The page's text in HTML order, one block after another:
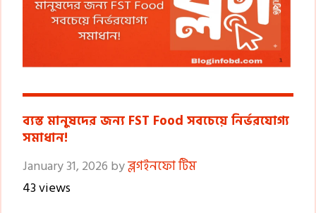
ব্যস্ত মানুষদের জন্য FST Food সবচেয়ে নির্ভরযোগ্য
সমাধান!
January 31, 2026 byব্লগইনফো টিম
43 views